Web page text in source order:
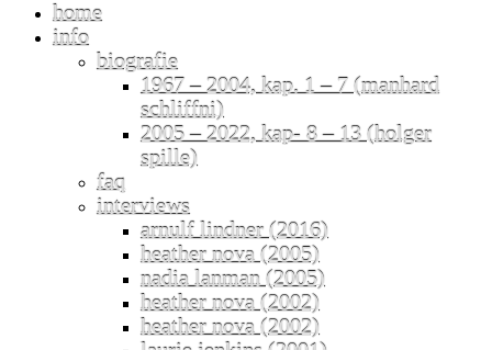
home
info
biografie
1967 – 2004, kap. 1 – 7 (manhard
schliffni)
2005 – 2022, kap- 8 – 13 (holger
spille)
faq
interviews
arnulf lindner (2016)
heather nova (2005)
nadia lanman (2005)
heather nova (2002)
heather nova (2002)